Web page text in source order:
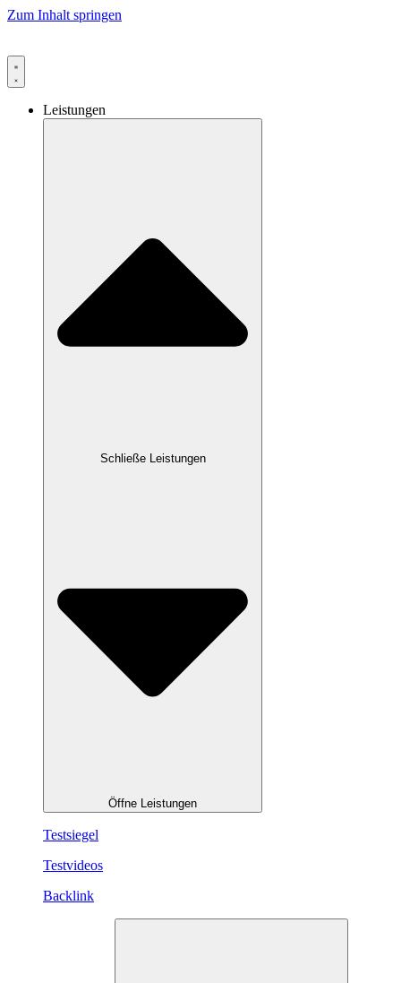
Zum Inhalt springen
Leistungen
Schließe Leistungen
Öffne Leistungen
Testsiegel
Testvideos
Backlink